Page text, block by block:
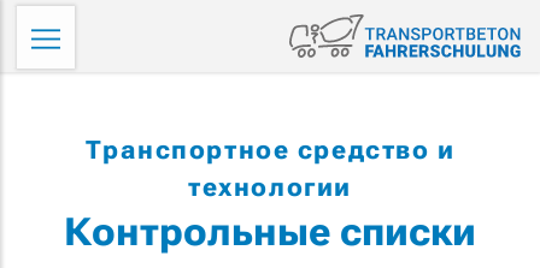
Skip
content
Транспортное средство и
технологии
Контрольные списки